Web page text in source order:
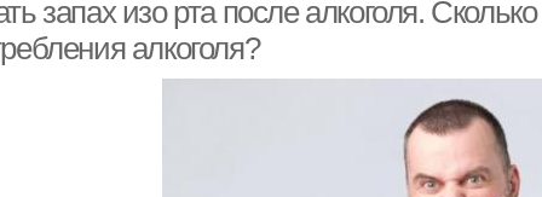
запах изо рта после алкоголя.
алкоголя?